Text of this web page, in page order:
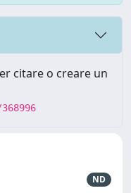
citare o creare un
ND